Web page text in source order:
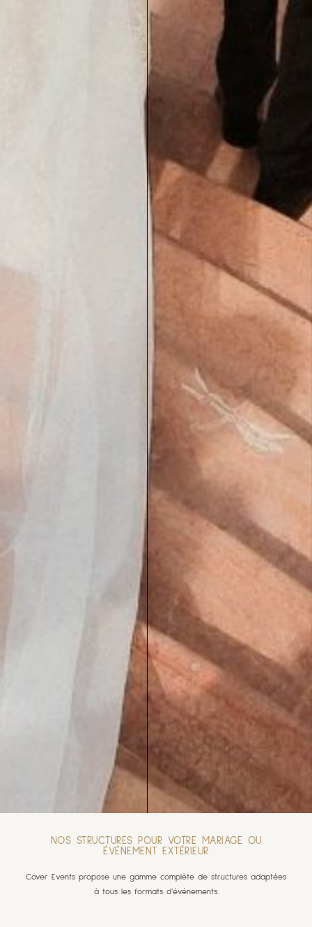
NOS STRUCTURES POUR VOTRE MARIAGE OU
ÉVÉNEMENT EXTÉRIEUR
Cover Events propose une gamme complète de structures adaptées
à tous les formats d’événements.